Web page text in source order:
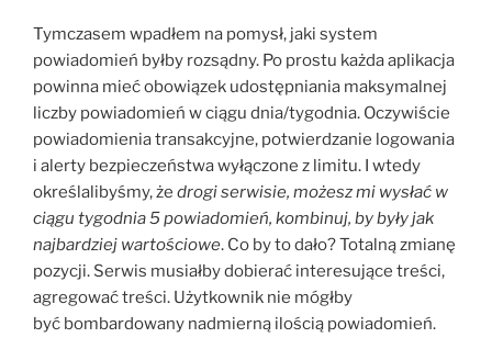
Tymczasem wpadłem na pomysł, jaki system
powiadomień byłby rozsądny. Po prostu każda aplikacja
powinna mieć obowiązek udostępniania maksymalnej
liczby powiadomień w ciągu dnia/tygodnia. Oczywiście
powiadomienia transakcyjne, potwierdzanie logowania
i alerty bezpieczeństwa wyłączone z limitu. I wtedy
określalibyśmy, że drogi serwisie, możesz mi wysłać w
ciągu tygodnia 5 powiadomień, kombinuj, by były jak
najbardziej wartościowe. Co by to dało? Totalną zmianę
pozycji. Serwis musiałby dobierać interesujące treści,
agregować treści. Użytkownik nie mógłby
być bombardowany nadmierną ilością powiadomień.